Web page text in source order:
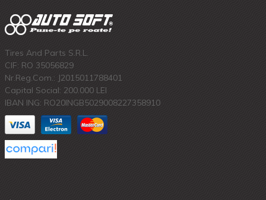
Tires And Parts S.R.L.
CIF: RO 35056829
Nr.Reg.Com.: J2015011788401
Capital Social: 200.000 LEI
IBAN ING: RO20INGB5029008227358910